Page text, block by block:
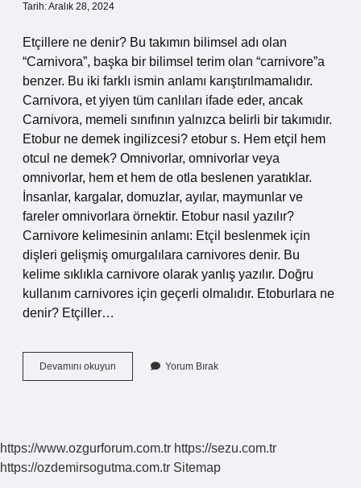
Tarih: Aralık 28, 2024
Etçillere ne denir? Bu takımın bilimsel adı olan
“Carnivora”, başka bir bilimsel terim olan “carnivore”a
benzer. Bu iki farklı ismin anlamı karıştırılmamalıdır.
Carnivora, et yiyen tüm canlıları ifade eder, ancak
Carnivora, memeli sınıfının yalnızca belirli bir takımıdır.
Etobur ne demek ingilizcesi? etobur s. Hem etçil hem
otcul ne demek? Omnivorlar, omnivorlar veya
omnivorlar, hem et hem de otla beslenen yaratıklar.
İnsanlar, kargalar, domuzlar, ayılar, maymunlar ve
fareler omnivorlara örnektir. Etobur nasıl yazılır?
Carnivore kelimesinin anlamı: Etçil beslenmek için
dişleri gelişmiş omurgalılara carnivores denir. Bu
kelime sıklıkla carnivore olarak yanlış yazılır. Doğru
kullanım carnivores için geçerli olmalıdır. Etoburlara ne
denir? Etçiller…
Devamını okuyun
Ne
Yorum Bırak
https://www.ozgurforum.com.tr https://sezu.com.tr
https://ozdemirsogutma.com.tr Sitemap